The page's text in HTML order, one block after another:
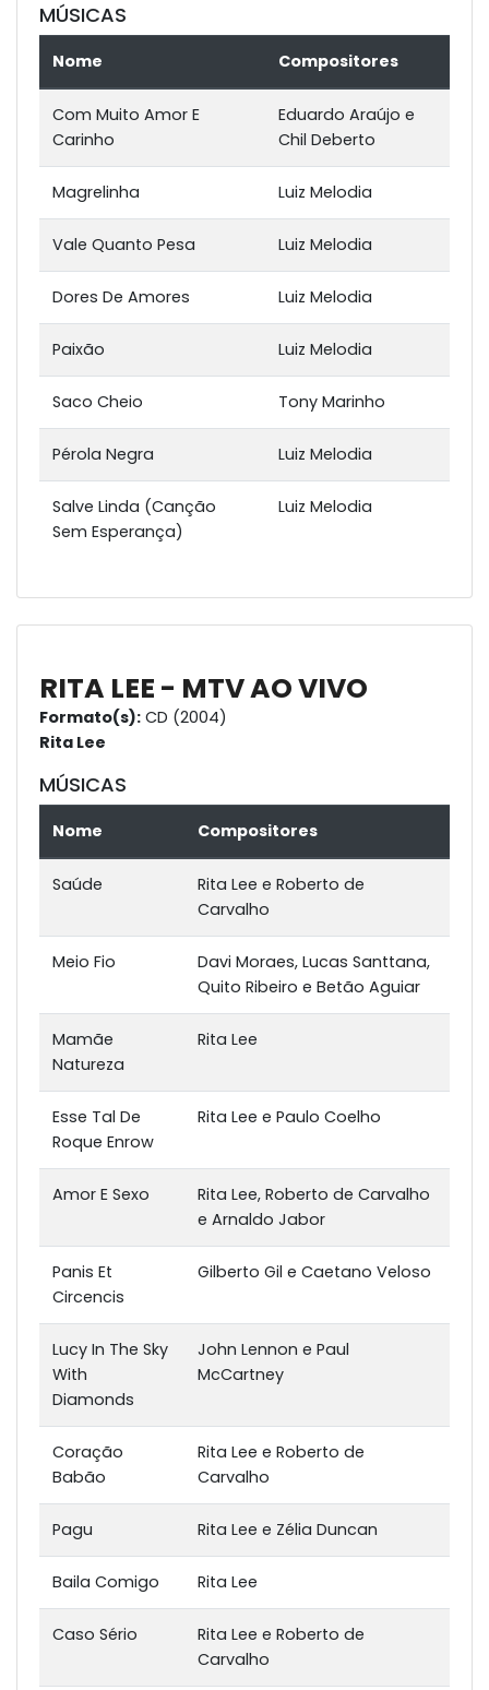
MÚSICAS
Nome Compositores
Com Muito Amor E
Carinho
Eduardo Araújo e
Chil Deberto
Magrelinha Luiz Melodia
Vale Quanto Pesa Luiz Melodia
Dores De Amores Luiz Melodia
Paixão Luiz Melodia
Saco Cheio Tony Marinho
Pérola Negra Luiz Melodia
Salve Linda (Canção
Sem Esperança)
Luiz Melodia
RITA LEE - MTV AO VIVO
Formato(s): CD (2004)
Rita Lee
MÚSICAS
Nome Compositores
Saúde
Rita Lee e Roberto de
Carvalho
Meio Fio
Davi Moraes, Lucas Santtana,
Quito Ribeiro e Betão Aguiar
Mamãe
Natureza
Rita Lee
Esse Tal De
Roque Enrow
Rita Lee e Paulo Coelho
Amor E Sexo
Rita Lee, Roberto de Carvalho
e Arnaldo Jabor
Panis Et
Circencis
Gilberto Gil e Caetano Veloso
Lucy In The Sky
With
Diamonds
John Lennon e Paul
McCartney
Coração
Babão
Rita Lee e Roberto de
Carvalho
Pagu Rita Lee e Zélia Duncan
Baila Comigo Rita Lee
Caso Sério
Rita Lee e Roberto de
Carvalho